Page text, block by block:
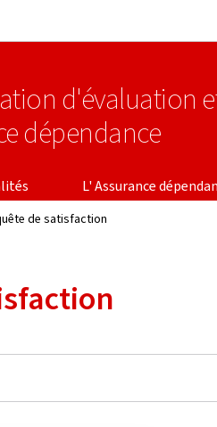
d'évaluation
dépendance
L' Assurance
de satisfaction